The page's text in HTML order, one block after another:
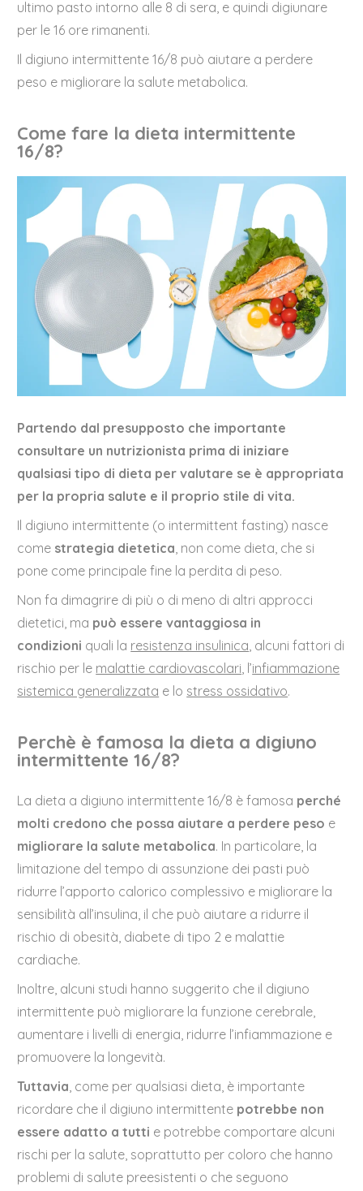
ultimo pasto intorno alle 8 di sera, e quindi digiunare
per le 16 ore rimanenti.
Il digiuno intermittente 16/8 può aiutare a perdere
peso e migliorare la salute metabolica.
Come fare la dieta intermittente
16/8?
Partendo dal presupposto che importante
consultare un nutrizionista prima di iniziare
qualsiasi tipo di dieta per valutare se è appropriata
per la propria salute e il proprio stile di vita.
Il digiuno intermittente (o intermittent fasting) nasce
come strategia dietetica , non come dieta, che si
pone come principale fine la perdita di peso.
Non fa dimagrire di più o di meno di altri approcci
dietetici, ma può essere vantaggiosa in
condizioni quali la resistenza insulinica , alcuni fattori di
rischio per le malattie cardiovascolari , l’infiammazione
sistemica generalizzata e lo stress ossidativo.
Perchè è famosa la dieta a digiuno
intermittente 16/8?
La dieta a digiuno intermittente 16/8 è famosa perché
molti credono che possa aiutare a perdere peso e
migliorare la salute metabolica. In particolare, la
limitazione del tempo di assunzione dei pasti può
ridurre l’apporto calorico complessivo e migliorare la
sensibilità all’insulina, il che può aiutare a ridurre il
rischio di obesità, diabete di tipo 2 e malattie
cardiache.
Inoltre, alcuni studi hanno suggerito che il digiuno
intermittente può migliorare la funzione cerebrale,
aumentare i livelli di energia, ridurre l’infiammazione e
promuovere la longevità.
Tuttavia, come per qualsiasi dieta, è importante
ricordare che il digiuno intermittente potrebbe non
essere adatto a tutti e potrebbe comportare alcuni
rischi per la salute, soprattutto per coloro che hanno
problemi di salute preesistenti o che seguono